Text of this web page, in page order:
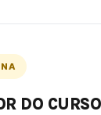
DO CURSO